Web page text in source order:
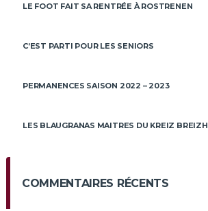
LE FOOT FAIT SA RENTRÉE À ROSTRENEN
C’EST PARTI POUR LES SENIORS
PERMANENCES SAISON 2022 – 2023
LES BLAUGRANAS MAITRES DU KREIZ BREIZH
COMMENTAIRES RÉCENTS